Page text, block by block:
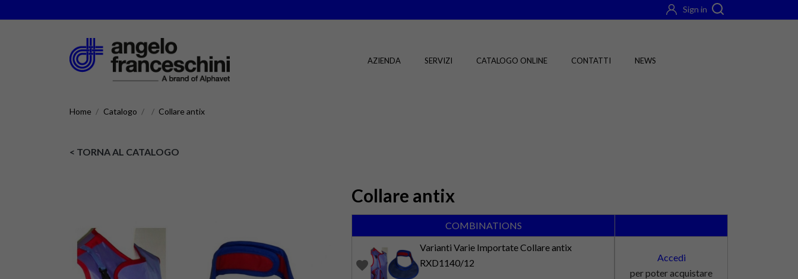
Sign in
AZIENDA SERVIZI CATALOGO ONLINE CONTATTI NEWS
Home Catalogo Collare antix
< TORNA AL CATALOGO
Collare antix
COMBINATIONS
favorite
Varianti Varie Importate Collare antix
RXD1140/12
Accedi
per poter acquistare